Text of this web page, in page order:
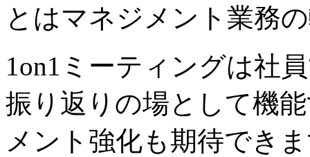
とはマネジメント業務
1on1ミーティングは社
振り返りの場として機
メント強化も期待でき